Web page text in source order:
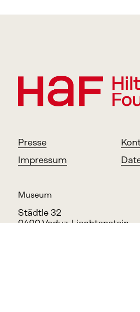
r
Presse
Impressum
Museum
Städtle 32
9490 Vaduz, Liechtenstein